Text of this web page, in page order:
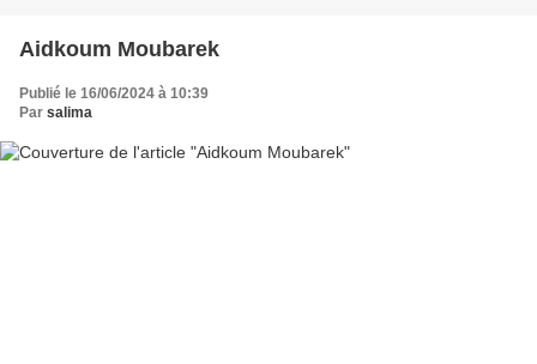
Aidkoum Moubarek
Publié le 16/06/2024 à 10:39
Par salima